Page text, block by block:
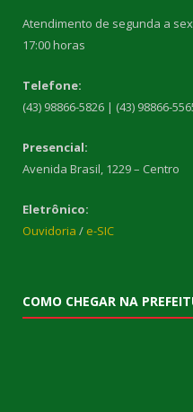
Atendimento de segunda a
17:00 horas
Telefone:
(43) 98866-5826 | (43) 98866-
Presencial:
Avenida Brasil, 1229 – Centro
Eletrônico:
Ouvidoria / e-SIC
COMO CHEGAR NA